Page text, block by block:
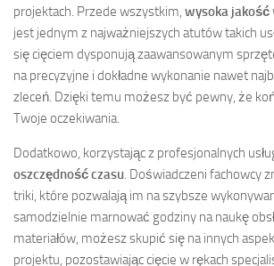
projektach. Przede wszystkim, wysoka jakość
jest jednym z najważniejszych atutów takich
się cięciem dysponują zaawansowanym
na precyzyjne i dokładne wykonanie nawet
zleceń. Dzięki temu możesz być pewny, że
Twoje oczekiwania.
Dodatkowo, korzystając z profesjonalnych
oszczędność czasu. Doświadczeni fachowcy
triki, które pozwalają im na szybsze
samodzielnie marnować godziny na naukę
materiałów, możesz skupić się na innych
projektu, pozostawiając cięcie w rękach